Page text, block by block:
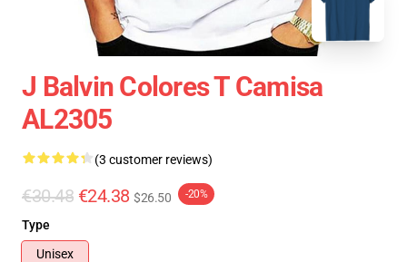
J Balvin Colores T Camisa
AL2305
(3 customer reviews)
€30.48 €24.38 $26.50 -20%
Type
Unisex